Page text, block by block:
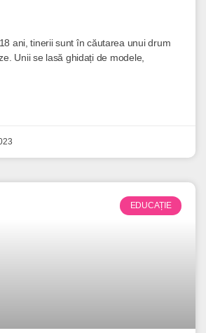
ani, tinerii sunt în căutarea unui drum
Unii se lasă ghidați de modele,
EDUCAȚIE